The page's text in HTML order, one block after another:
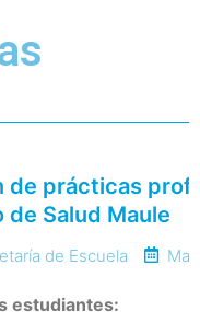
de prácticas
de Salud Maule
de Escuela
estudiantes: